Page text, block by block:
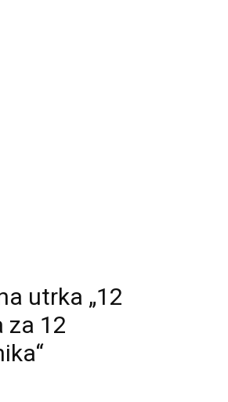
utrka „12
za 12